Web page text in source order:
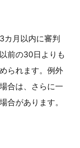
カ月以内に審判
前の30日よりも
られます。例外
合は、さらに一
合があります。